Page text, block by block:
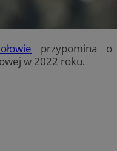
przypomina o
w 2022 roku.